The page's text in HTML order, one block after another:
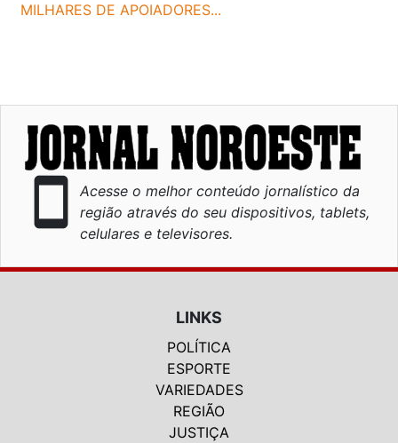
MILHARES DE APOIADORES...
smartphone
Acesse o melhor conteúdo jornalístico da
região através do seu dispositivos, tablets,
celulares e televisores.
LINKS
POLÍTICA
ESPORTE
VARIEDADES
REGIÃO
JUSTIÇA